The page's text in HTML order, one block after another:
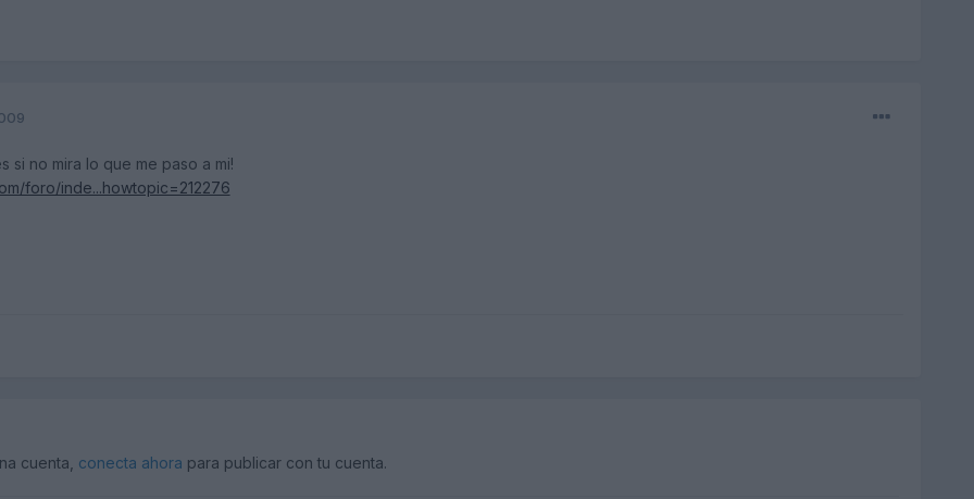
si no mira lo que me paso a mi!
foro/inde...howtopic=212276
cuenta, conecta ahora para publicar con tu cuenta.